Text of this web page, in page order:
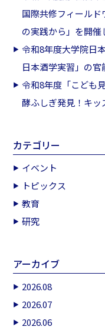
国際共修フィール
の実践から」を開催
令和8年度大学院日
日本酒学実習」の
令和8年度「こども
酵ふしぎ発見！キ
カテゴリー
イベント
トピックス
教育
研究
アーカイブ
2026.08
2026.07
2026.06